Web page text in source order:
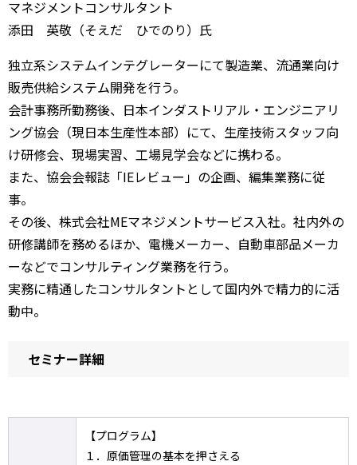
マネジメントコンサルタント
添田 英敬（そえだ ひでのり）氏
独立系システムインテグレーターにて製造業、流通業向け
販売供給システム開発を行う。
会計事務所勤務後、日本インダストリアル・エンジニアリ
ング協会（現日本生産性本部）にて、生産技術スタッフ向
け研修会、現場実習、工場見学会などに携わる。
また、協会会報誌「IEレビュー」の企画、編集業務に従
事。
その後、株式会社MEマネジメントサービス入社。社内外の
研修講師を務めるほか、電機メーカー、自動車部品メーカ
ーなどでコンサルティング業務を行う。
実務に精通したコンサルタントとして国内外で精力的に活
動中。
セミナー詳細
【プログラム】
１．原価管理の基本を押さえる